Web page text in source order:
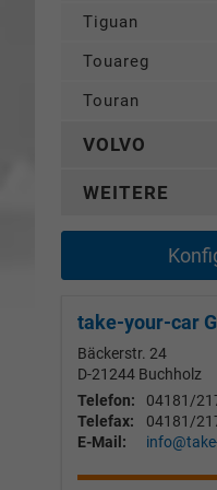
Tiguan
Touareg
Touran
VOLVO
WEITERE
take-your-car
Bäckerstr. 24
D-21244 Buchholz
Telefon:
04181/
Telefax:
04181/
E-Mail: